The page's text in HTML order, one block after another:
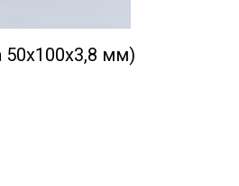
50х100х3,8 мм)